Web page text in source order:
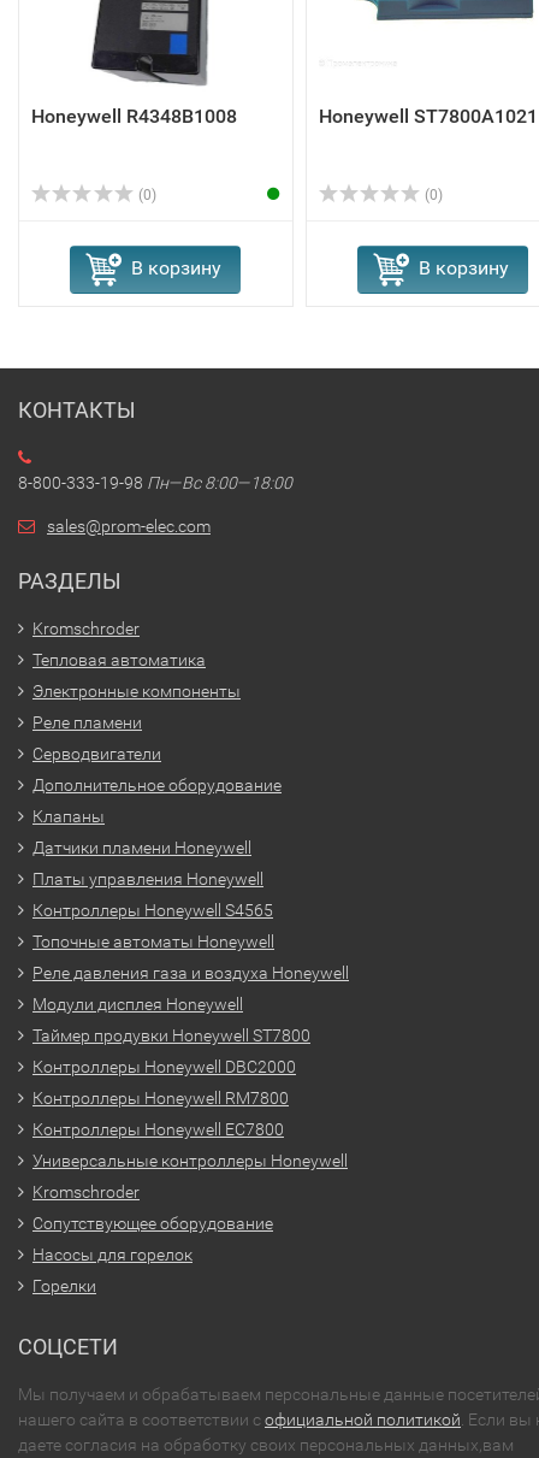
Honeywell R4348B1008
(0)
В корзину
Honeywell ST7800A1021
(0)
В корзину
КОНТАКТЫ
8-800-333-19-98 Пн—Вс 8:00—18:00
sales@prom-elec.com
РАЗДЕЛЫ
Kromschroder
Тепловая автоматика
Электронные компоненты
Реле пламени
Серводвигатели
Дополнительное оборудование
Клапаны
Датчики пламени Honeywell
Платы управления Honeywell
Контроллеры Honeywell S4565
Топочные автоматы Honeywell
Реле давления газа и воздуха Honeywell
Модули дисплея Honeywell
Таймер продувки Honeywell ST7800
Контроллеры Honeywell DBC2000
Контроллеры Honeywell RM7800
Контроллеры Honeywell EC7800
Универсальные контроллеры Honeywell
Kromschroder
Сопутствующее оборудование
Насосы для горелок
Горелки
СОЦСЕТИ
Мы получаем и обрабатываем персональные данные
нашего сайта в соответствии софициальной политикой . Если вы
даете согласия на обработку своих персональных данных,вам